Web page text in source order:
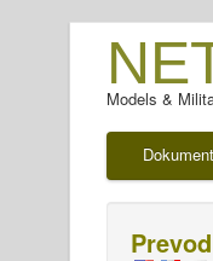
Models &
Prevod